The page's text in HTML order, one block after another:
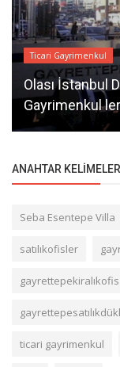
Ticari Gayrimenkul
Olası İstanbul
Gayrimenkul
ANAHTAR KELIMELER
Seba Esentepe Villa
satılıkofisler
gayrettepekiralıkofis
ticari gayrimenkul